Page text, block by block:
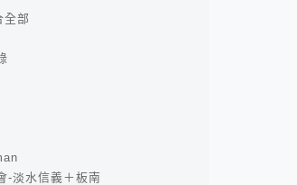
全部
-淡水信義＋板南